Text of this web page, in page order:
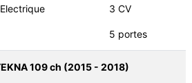
Electrique 3 CV
5 portes
109 ch (2015 - 2018)